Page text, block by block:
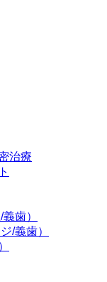
治療
歯）
/義歯）